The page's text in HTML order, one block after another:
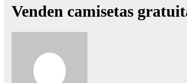
Venden camisetas